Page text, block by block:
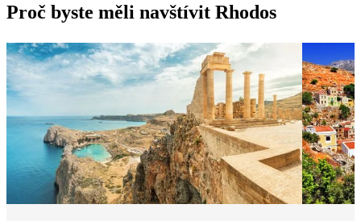
Proč byste měli navštívit Rhodos